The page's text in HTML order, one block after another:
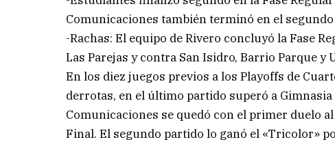
Comunicaciones también terminó en el
-Rachas: El equipo de Rivero concluyó la Fase
Las Parejas y contra San Isidro, Barrio Parque y
En los diez juegos previos a los Playoffs de
derrotas, en el último partido superó a Gimnasia
Comunicaciones se quedó con el primer duelo
Final. El segundo partido lo ganó el «Tricolor»